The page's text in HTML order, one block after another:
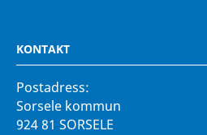
KONTAKT
Postadress:
Sorsele kommun
924 81 SORSELE